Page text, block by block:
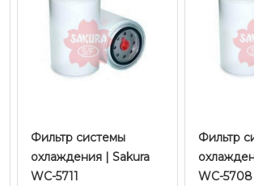
Фильтр системы
охлаждения | Sakura
WC-5711
Фильтр
WC-5708